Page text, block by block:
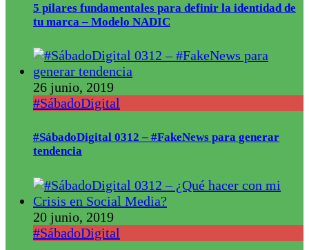
5 pilares fundamentales para definir la identidad de
tu marca – Modelo NADIC
26 junio, 2019
#SábadoDigital
#SábadoDigital 0312 – #FakeNews para generar
tendencia
20 junio, 2019
#SábadoDigital